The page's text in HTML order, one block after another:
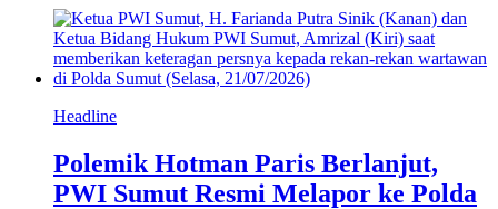
Headline
Polemik Hotman Paris Berlanjut,
PWI Sumut Resmi Melapor ke Polda